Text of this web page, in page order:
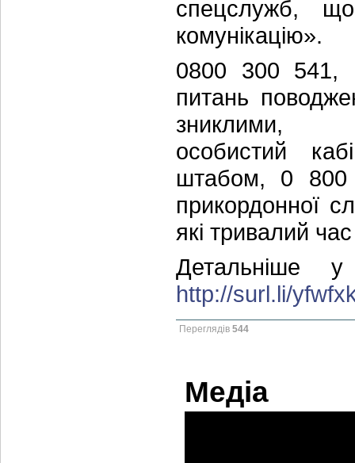
спецслужб,
комунікацію».
0800 300 541,
питань
особистий
штабом, 0 800
прикордонної
які тривалий
Детальніше
http://surl.li/
Переглядів 544
Медіа